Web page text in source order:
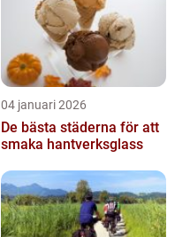
04 januari 2026
De bästa städerna för att
smaka hantverksglass